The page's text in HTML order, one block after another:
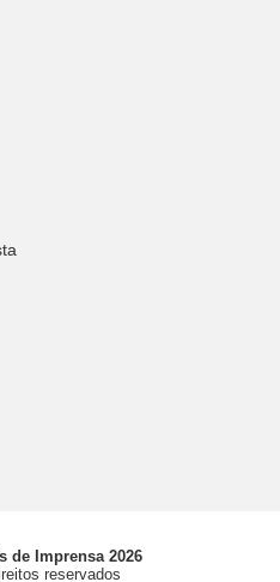
de Imprensa 2026
reservados